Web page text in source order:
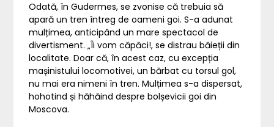
Odată, în Gudermes, se zvonise că trebuia să
apară un tren întreg de oameni goi. S-a adunat
mulțimea, anticipând un mare spectacol de
divertisment. „Îi vom căpăci!, se distrau băieții din
localitate. Doar că, în acest caz, cu excepția
mașinistului locomotivei, un bărbat cu torsul gol,
nu mai era nimeni în tren. Mulțimea s-a dispersat,
hohotind și hăhăind despre bolșevicii goi din
Moscova.